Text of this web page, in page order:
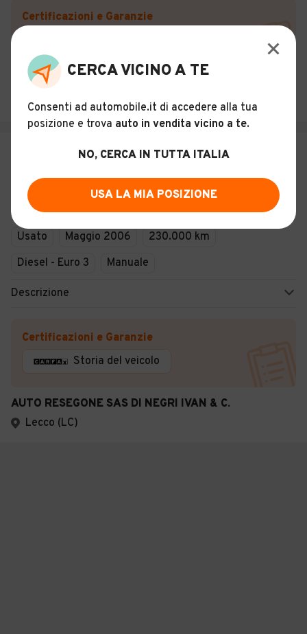
Certificazioni e Garanzie
MATISO
Bastia Umbra (PG)
€ 2.500
POSTI SOLO PER COMMERCIANTI
Usato Maggio 2006
230.000 km
Diesel - Euro 3
Manuale
Descrizione
Certificazioni e Garanzie
Storia del veicolo
AUTO RESEGONE SAS DI NEGRI IVAN & C.
Lecco (LC)
CERCA VICINO A TE
Consenti ad automobile.it di accedere alla tua
posizione e trova auto in vendita vicino a te.
NO, CERCA IN TUTTA ITALIA
USA LA MIA POSIZIONE